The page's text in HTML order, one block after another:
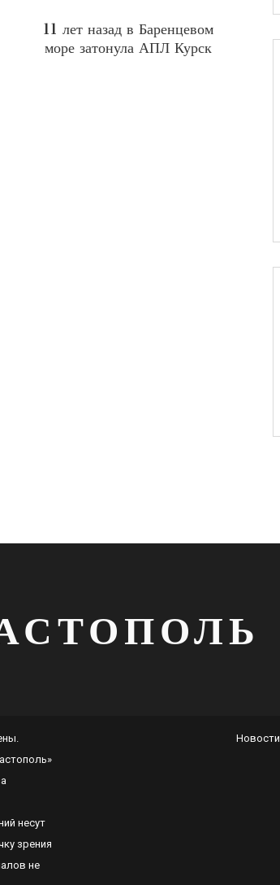
11 лет назад в Баренцевом
море затонула АПЛ Курск
несут
зрения
не
Новости